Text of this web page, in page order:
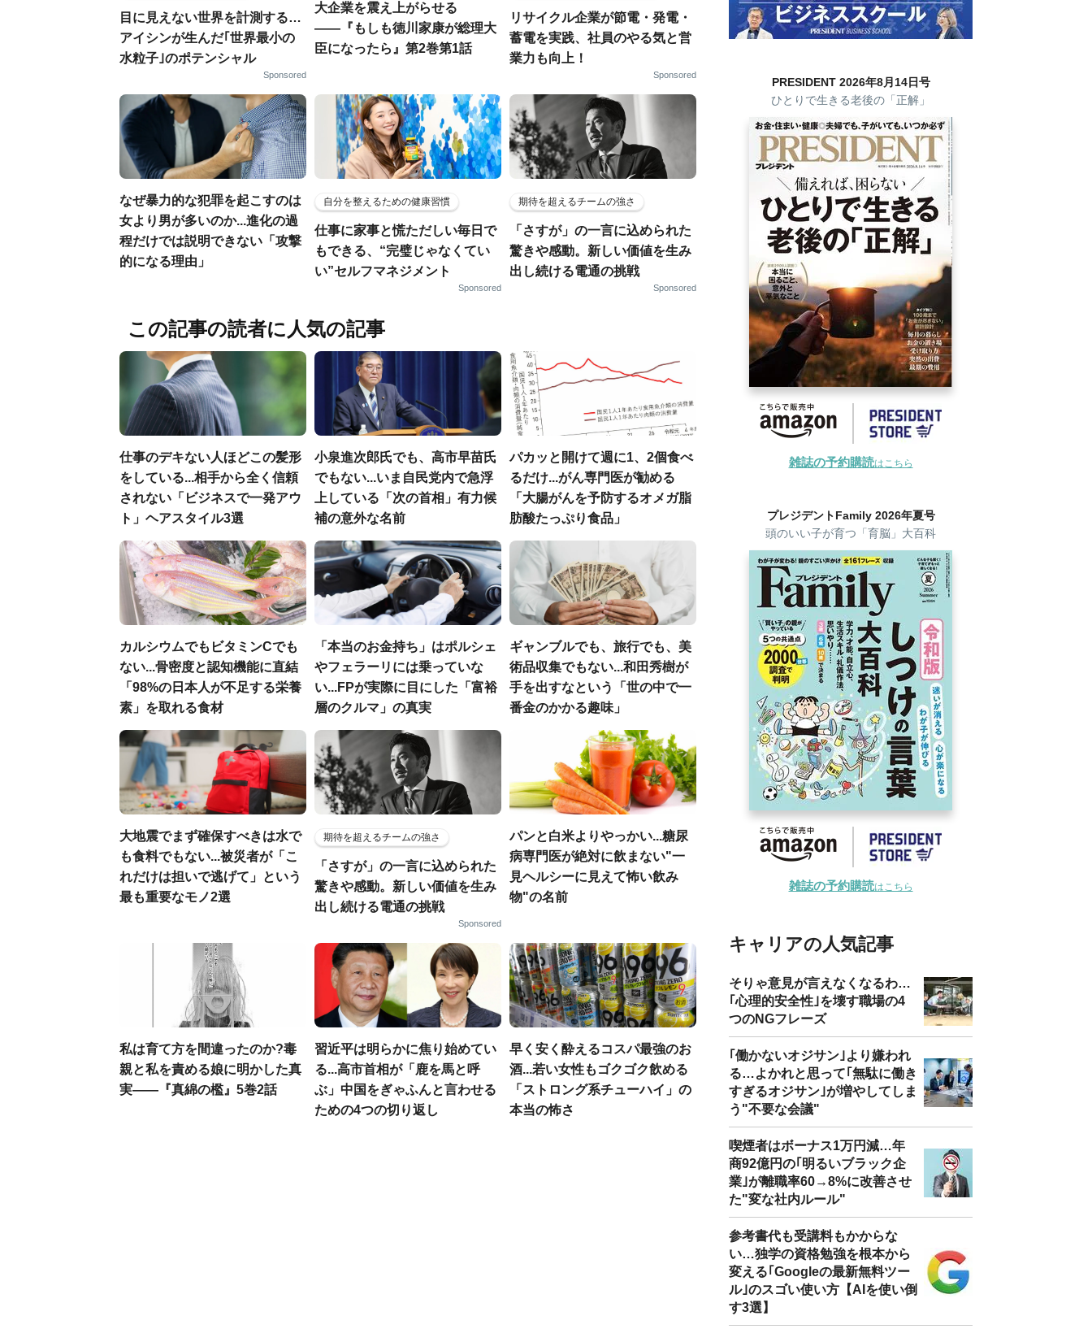
目に見えない世界を計測する…
アイシンが生んだ｢世界最小の
水粒子｣のポテンシャル
Sponsored
大企業を震え上がらせる
――『もしも徳川家康が総理大
臣になったら』第2巻第1話
リサイクル企業が節電・発電・
蓄電を実践、社員のやる気と営
業力も向上！
Sponsored
なぜ暴力的な犯罪を起こすのは
女より男が多いのか...進化の過
程だけでは説明できない「攻撃
的になる理由」
自分を整えるための健康習慣
仕事に家事と慌ただしい毎日で
もできる、“完璧じゃなくてい
い”セルフマネジメント
Sponsored
期待を超えるチームの強さ
「さすが」の一言に込められた
驚きや感動。新しい価値を生み
出し続ける電通の挑戦
Sponsored
この記事の読者に人気の記事
仕事のデキない人ほどこの髪形
をしている...相手から全く信頼
されない「ビジネスで一発アウ
ト」ヘアスタイル3選
小泉進次郎氏でも、高市早苗氏
でもない...いま自民党内で急浮
上している「次の首相」有力候
補の意外な名前
パカッと開けて週に1、2個食べ
るだけ...がん専門医が勧める
「大腸がんを予防するオメガ脂
肪酸たっぷり食品」
カルシウムでもビタミンCでも
ない...骨密度と認知機能に直結
「98%の日本人が不足する栄養
素」を取れる食材
「本当のお金持ち」はポルシェ
やフェラーリには乗っていな
い...FPが実際に目にした「富裕
層のクルマ」の真実
ギャンブルでも、旅行でも、美
術品収集でもない...和田秀樹が
手を出すなという「世の中で一
番金のかかる趣味」
大地震でまず確保すべきは水で
も食料でもない...被災者が「こ
れだけは担いで逃げて」という
最も重要なモノ2選
期待を超えるチームの強さ
「さすが」の一言に込められた
驚きや感動。新しい価値を生み
出し続ける電通の挑戦
Sponsored
パンと白米よりやっかい...糖尿
病専門医が絶対に飲まない"一
見ヘルシーに見えて怖い飲み
物"の名前
私は育て方を間違ったのか?毒
親と私を責める娘に明かした真
実――『真綿の檻』5巻2話
習近平は明らかに焦り始めてい
る...高市首相が「鹿を馬と呼
ぶ」中国をぎゃふんと言わせる
ための4つの切り返し
早く安く酔えるコスパ最強のお
酒...若い女性もゴクゴク飲める
「ストロング系チューハイ」の
本当の怖さ
PRESIDENT 2026年8月14日号
ひとりで生きる老後の「正解」
雑誌の予約購読はこちら
プレジデントFamily 2026年夏号
頭のいい子が育つ「育脳」大百科
雑誌の予約購読はこちら
キャリアの人気記事
そりゃ意見が言えなくなるわ…
｢心理的安全性｣を壊す職場の4
つのNGフレーズ
｢働かないオジサン｣より嫌われ
る…よかれと思って｢無駄に働き
すぎるオジサン｣が増やしてしま
う"不要な会議"
喫煙者はボーナス1万円減…年
商92億円の｢明るいブラック企
業｣が離職率60→8%に改善させ
た"変な社内ルール"
参考書代も受講料もかからな
い…独学の資格勉強を根本から
変える｢Googleの最新無料ツー
ル｣のスゴい使い方【AIを使い倒
す3選】